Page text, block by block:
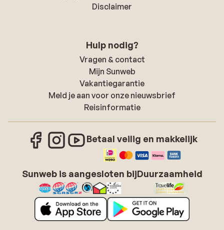
Disclaimer
Hulp nodig?
Vragen & contact
Mijn Sunweb
Vakantiegarantie
Meld je aan voor onze nieuwsbrief
Reisinformatie
Betaal veilig en makkelijk
Sunweb is aangesloten bijDuurzaamheid